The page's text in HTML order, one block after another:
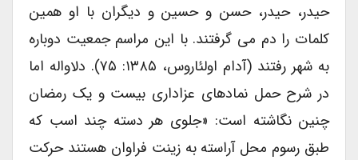
حیدر، حیدر، حسن و حسین و دیگران با او همین
کلمات را دم می گرفتند. با این مراسم جمعیت دوباره
به شهر رفتند (آدام اولئاروس، ۱۳۸۵: ۷۵). دلاواله اما
در شرح حمل نمادهای عزاداری بیست و یک رمضان
چنین نگاشته است: «جلوی هر دسته چند اسب که
طبق رسوم محل آراسته به زینت فراوان هستند حرکت